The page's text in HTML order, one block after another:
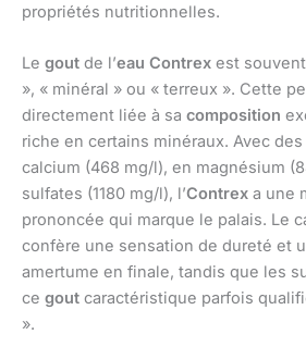
propriétés nutritionnelles.
Le gout de l’eau Contrex est
», « minéral » ou « terreux ». Cette
directement liée à sa composition
riche en certains minéraux. Avec
calcium (468 mg/l), en magnésium
sulfates (1180 mg/l), l’Contrex a une
prononcée qui marque le palais. Le
confère une sensation de dureté et
amertume en finale, tandis que les
ce gout caractéristique parfois
».